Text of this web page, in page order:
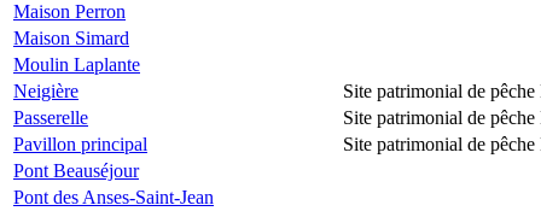
Maison Perron
Maison Simard
Moulin Laplante
Neigière
Site patrimonial de
Passerelle
Site patrimonial de
Pavillon principal
Site patrimonial de
Pont Beauséjour
Pont des Anses-Saint-Jean